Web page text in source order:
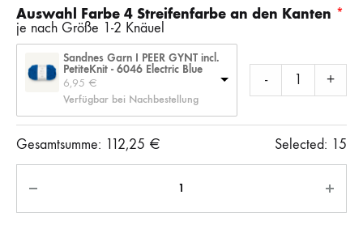
Auswahl Farbe 4 Streifenfarbe an den Kanten
je nach Größe 1-2 Knäuel
Sandnes Garn I PEER GYNT incl.
PetiteKnit - 6046 Electric Blue
6,95 €
Verfügbar bei Nachbestellung
- +
Gesamtsumme: 112,25 € Selected: 15
Anzahl